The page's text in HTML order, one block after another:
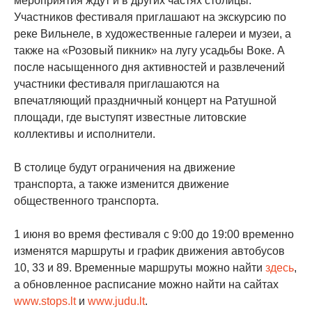
Участников фестиваля приглашают на экскурсию по
реке Вильнеле, в художественные галереи и музеи, а
также на «Розовый пикник» на лугу усадьбы Воке. А
после насыщенного дня активностей и развлечений
участники фестиваля приглашаются на
впечатляющий праздничный концерт на Ратушной
площади, где выступят известные литовские
коллективы и исполнители.
В столице будут ограничения на движение
транспорта, а также изменится движение
общественного транспорта.
1 июня во время фестиваля с 9:00 до 19:00 временно
изменятся маршруты и график движения автобусов
10, 33 и 89. Временные маршруты можно найти здесь,
а обновленное расписание можно найти на сайтах
www.stops.ltи www.judu.lt.